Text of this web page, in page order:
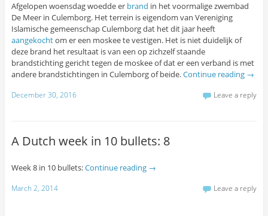
Afgelopen woensdag woedde er brand in het voormalige zwembad
De Meer in Culemborg. Het terrein is eigendom van Vereniging
Islamische gemeenschap Culemborg dat het dit jaar heeft
aangekochtom er een moskee te vestigen. Het is niet duidelijk of
deze brand het resultaat is van een op zichzelf staande
brandstichting gericht tegen de moskee of dat er een verband is met
andere brandstichtingen in Culemborg of beide.Continue reading →
December 30, 2016 Leave a reply
A Dutch week in 10 bullets: 8
Week 8 in 10 bullets:Continue reading →
March 2, 2014 Leave a reply